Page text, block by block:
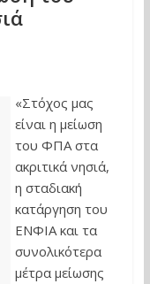
«Στόχος μας
είναι η μείωση
του ΦΠΑ στα
ακριτικά νησιά,
η σταδιακή
κατάργηση του
ΕΝΦΙΑ και τα
συνολικότερα
μέτρα μείωσης